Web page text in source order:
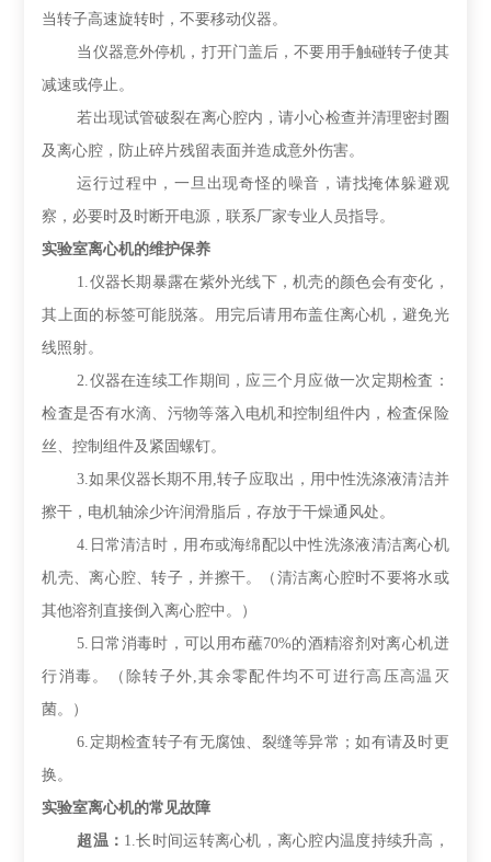
当转子高速旋转时，不要移动仪器。
当仪器意外停机，打开门盖后，不要用手触碰转子使其
减速或停止。
若出现试管破裂在离心腔内，请小心检查并清理密封圈
及离心腔，防止碎片残留表面并造成意外伤害。
运行过程中，一旦出现奇怪的噪音，请找掩体躲避观
察，必要时及时断开电源，联系厂家专业人员指导。
实验室离心机的维护保养
1.仪器长期暴露在紫外光线下，机壳的颜色会有变化，
其上面的标签可能脱落。用完后请用布盖住离心机，避免光
线照射。
2.仪器在连续工作期间，应三个月应做一次定期检査：
检査是否有水滴、污物等落入电机和控制组件内，检査保险
丝、控制组件及紧固螺钉。
3.如果仪器长期不用,转子应取出，用中性洗涤液清洁并
擦干，电机轴涂少许润滑脂后，存放于干燥通风处。
4.日常清洁时，用布或海绵配以中性洗涤液清洁离心机
机壳、离心腔、转子，并擦干。（清洁离心腔时不要将水或
其他溶剂直接倒入离心腔中。）
5.日常消毒时，可以用布蘸70%的酒精溶剂对离心机迸
行消毒。（除转子外,其余零配件均不可逬行高压高温灭
菌。）
6.定期检査转子有无腐蚀、裂缝等异常；如有请及时更
换。
实验室离心机的常见故障
超温： 1.长时间运转离心机，离心腔内温度持续升高，